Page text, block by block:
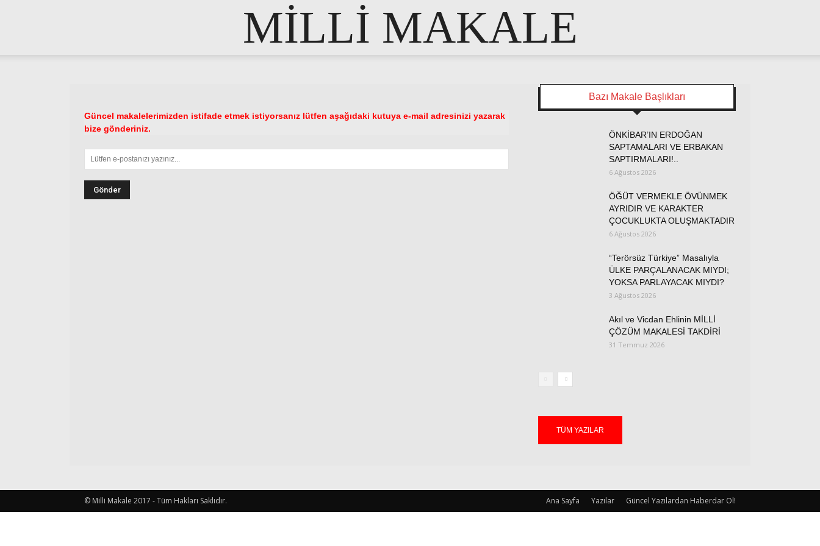
MİLLİ MAKALE
Güncel makalelerimizden istifade etmek istiyorsanız lütfen aşağıdaki kutuya e-mail adresinizi yazarak
bize gönderiniz.
Bazı Makale Başlıkları
ÖNKİBAR’IN ERDOĞAN
SAPTAMALARI VE ERBAKAN
SAPTIRMALARI!..
6 Ağustos 2026
ÖĞÜT VERMEKLE ÖVÜNMEK
AYRIDIR VE KARAKTER
ÇOCUKLUKTA OLUŞMAKTADIR
6 Ağustos 2026
“Terörsüz Türkiye” Masalıyla
ÜLKE PARÇALANACAK MIYDI;
YOKSA PARLAYACAK MIYDI?
3 Ağustos 2026
Akıl ve Vicdan Ehlinin MİLLİ
ÇÖZÜM MAKALESİ TAKDİRİ
31 Temmuz 2026
TÜM YAZILAR
Ana Sayfa Yazılar Güncel Yazılardan Haberdar Ol!
© Milli Makale 2017 - Tüm Hakları Saklıdır.